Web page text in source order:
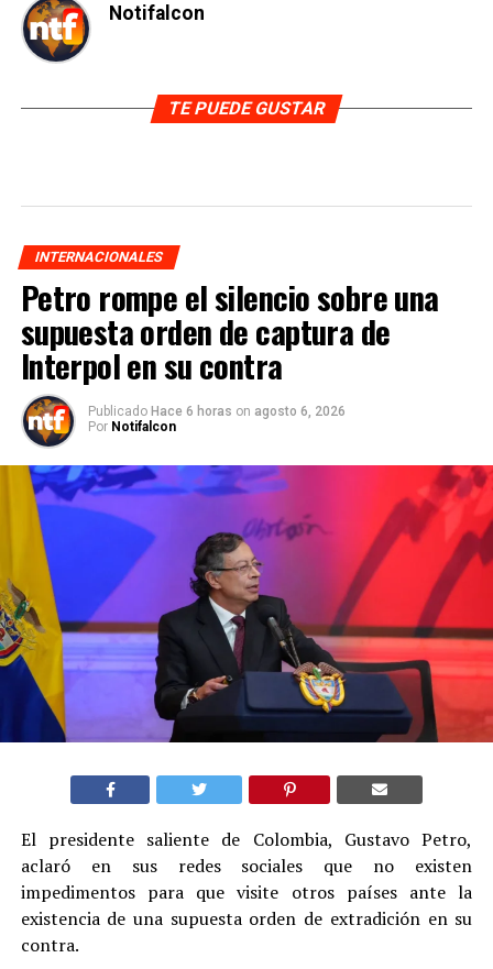
Notifalcon
TE PUEDE GUSTAR
INTERNACIONALES
Petro rompe el silencio sobre una
supuesta orden de captura de
Interpol en su contra
Publicado Hace 6 horas on agosto 6, 2026
Por Notifalcon
El presidente saliente de Colombia, Gustavo Petro,
aclaró en sus redes sociales que no existen
impedimentos para que visite otros países ante la
existencia de una supuesta orden de extradición en su
contra.